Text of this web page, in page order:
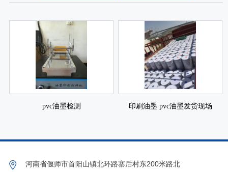
pvc油墨检测 印刷油墨 pvc油墨发货现场
河南省偃师市首阳山镇北环路寨后村东200米路北